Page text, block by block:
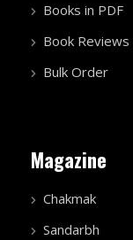
Books in PDF
Book Reviews
Bulk Order
Magazine
Chakmak
Sandarbh